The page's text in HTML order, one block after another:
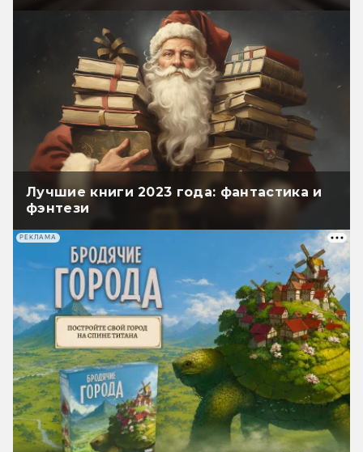
Лучшие книги 2023 года: фантастика и
фэнтези
РЕКЛАМА